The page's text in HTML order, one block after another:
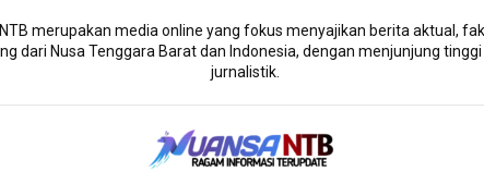
merupakan media online yang fokus menyajikan berita aktual,
dari Nusa Tenggara Barat dan Indonesia, dengan menjunjung
jurnalistik.